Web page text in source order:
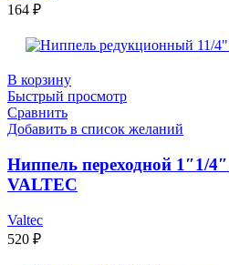
164 ₽
В корзину
Быстрый просмотр
Сравнить
Добавить в список желаний
Ниппель переходной 1″1/
VALTEC
Valtec
520 ₽